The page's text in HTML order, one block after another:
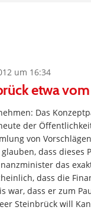
um 16:34
etwa
Das
der
von
dass
das
dass die
war, dass er zum
Steinbrück will